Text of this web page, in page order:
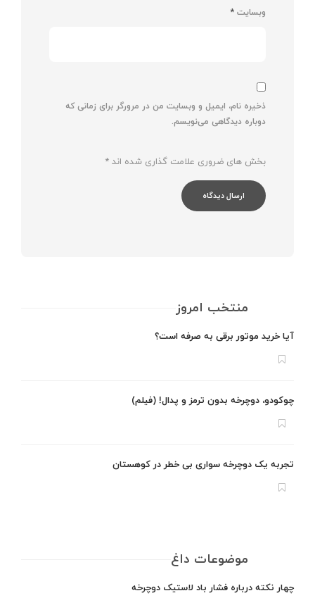
وبسایت *
ذخیره نام، ایمیل و وبسایت من در مرورگر برای زمانی که
دوباره دیدگاهی می‌نویسم.
بخش های ضروری علامت گذاری شده اند *
منتخب امروز
آیا خرید موتور برقی به صرفه است؟
چوکودو، دوچرخه بدون ترمز و پدال! (فیلم)
تجربه یک دوچرخه سواری بی خطر در کوهستان
موضوعات داغ
چهار نکته درباره فشار باد لاستیک دوچرخه